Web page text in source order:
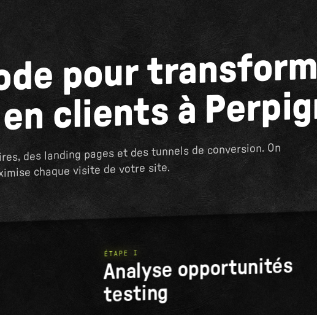
pour
clients à
des landing pages et des tunnels de conversion. On
chaque visite de votre site.
ÉTAPE I
Analyse opportunités
testing